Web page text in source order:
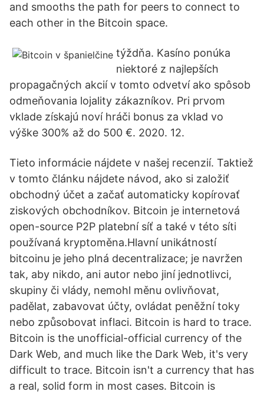
and smooths the path for peers to connect to
each other in the Bitcoin space.
týždňa. Kasíno ponúka
niektoré z najlepších
propagačných akcií v tomto odvetví ako spôsob
odmeňovania lojality zákazníkov. Pri prvom
vklade získajú noví hráči bonus za vklad vo
výške 300% až do 500 €. 2020. 12.
Tieto informácie nájdete v našej recenzií. Taktiež
v tomto článku nájdete návod, ako si založiť
obchodný účet a začať automaticky kopírovať
ziskových obchodníkov. Bitcoin je internetová
open-source P2P platební síť a také v této síti
používaná kryptoměna.Hlavní unikátností
bitcoinu je jeho plná decentralizace; je navržen
tak, aby nikdo, ani autor nebo jiní jednotlivci,
skupiny či vlády, nemohl měnu ovlivňovat,
padělat, zabavovat účty, ovládat peněžní toky
nebo způsobovat inflaci. Bitcoin is hard to trace.
Bitcoin is the unofficial-official currency of the
Dark Web, and much like the Dark Web, it's very
difficult to trace. Bitcoin isn't a currency that has
a real, solid form in most cases. Bitcoin is